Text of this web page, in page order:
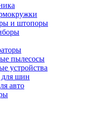
и штопоры
пылесосы
устройства
шин
авто